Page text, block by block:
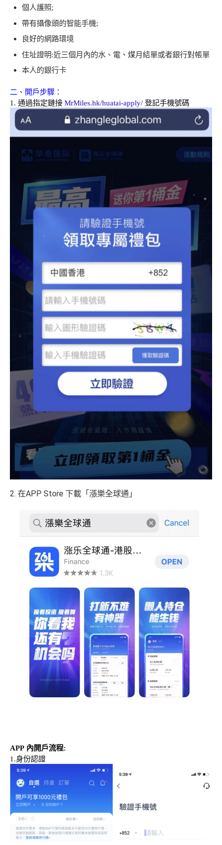
個人護照;
帶有攝像頭的智能手機;
良好的網路環境
住址證明:近三個月內的水、電、煤月結單或者銀行對帳單
本人的銀行卡
二、開戶步驟：
1. 通過指定鏈接 MrMiles.hk/huatai-apply/ 登記手機號碼
2. 在APP Store 下載「漲樂全球通」
APP 內開戶流程:
1.身份認證